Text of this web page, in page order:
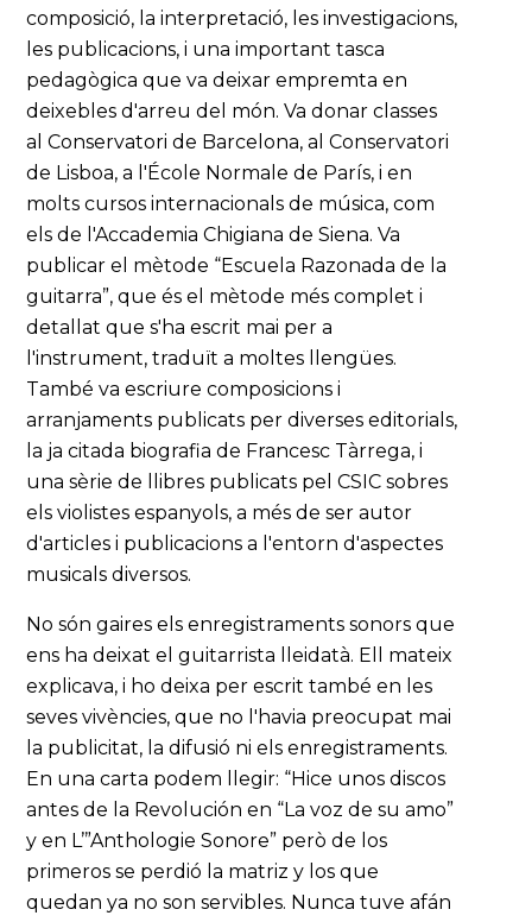
composició, la interpretació, les investigacions,
les publicacions, i una important tasca
pedagògica que va deixar empremta en
deixebles d'arreu del món. Va donar classes
al Conservatori de Barcelona, al Conservatori
de Lisboa, a l'École Normale de París, i en
molts cursos internacionals de música, com
els de l'Accademia Chigiana de Siena. Va
publicar el mètode “Escuela Razonada de la
guitarra”, que és el mètode més complet i
detallat que s'ha escrit mai per a
l'instrument, traduït a moltes llengües.
També va escriure composicions i
arranjaments publicats per diverses editorials,
la ja citada biografia de Francesc Tàrrega, i
una sèrie de llibres publicats pel CSIC sobres
els violistes espanyols, a més de ser autor
d'articles i publicacions a l'entorn d'aspectes
musicals diversos.
No són gaires els enregistraments sonors que
ens ha deixat el guitarrista lleidatà. Ell mateix
explicava, i ho deixa per escrit també en les
seves vivències, que no l'havia preocupat mai
la publicitat, la difusió ni els enregistraments.
En una carta podem llegir: “Hice unos discos
antes de la Revolución en “La voz de su amo”
y en L’”Anthologie Sonore” però de los
primeros se perdió la matriz y los que
quedan ya no son servibles. Nunca tuve afán